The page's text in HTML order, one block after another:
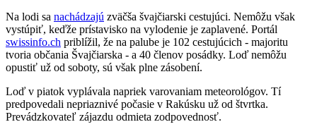
Na lodi sa nachádzajú zväčša švajčiarski cestujúci. Nemôžu však
vystúpiť, keďže prístavisko na vylodenie je zaplavené. Portál
swissinfo.ch priblížil, že na palube je 102 cestujúcich - majoritu
tvoria občania Švajčiarska - a 40 členov posádky. Loď nemôžu
opustiť už od soboty, sú však plne zásobení.
Loď v piatok vyplávala napriek varovaniam meteorológov. Tí
predpovedali nepriaznivé počasie v Rakúsku už od štvrtka.
Prevádzkovateľ zájazdu odmieta zodpovednosť.